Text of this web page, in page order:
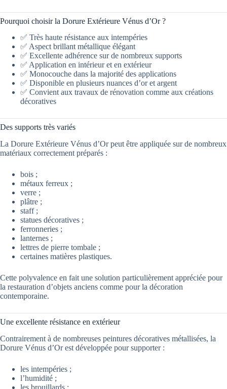
Pourquoi choisir la Dorure Extérieure Vénus d’Or ?
✅ Très haute résistance aux intempéries
✅ Aspect brillant métallique élégant
✅ Excellente adhérence sur de nombreux supports
✅ Application en intérieur et en extérieur
✅ Monocouche dans la majorité des applications
✅ Disponible en plusieurs nuances d’or et argent
✅ Convient aux travaux de rénovation comme aux créations
décoratives
Des supports très variés
La Dorure Extérieure Vénus d’Or peut être appliquée sur de nombreux
matériaux correctement préparés :
bois ;
métaux ferreux ;
verre ;
plâtre ;
staff ;
statues décoratives ;
ferronneries ;
lanternes ;
lettres de pierre tombale ;
certaines matières plastiques.
Cette polyvalence en fait une solution particulièrement appréciée pour
la restauration d’objets anciens comme pour la décoration
contemporaine.
Une excellente résistance en extérieur
Contrairement à de nombreuses peintures décoratives métallisées, la
Dorure Vénus d’Or est développée pour supporter :
les intempéries ;
l’humidité ;
les brouillards ;